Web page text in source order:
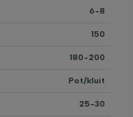
6-8
150
180-200
Pot/kluit
25-30